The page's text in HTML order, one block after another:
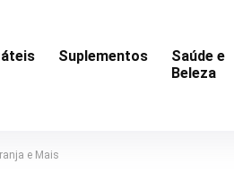
Suplementos
Saúde e
Beleza
e Mais